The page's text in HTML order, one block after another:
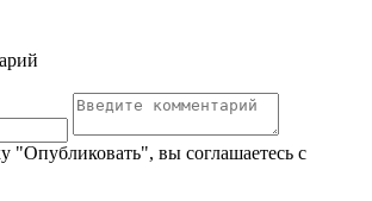
"Опубликовать", вы соглашаетесь с